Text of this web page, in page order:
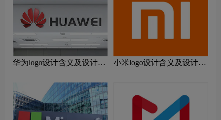
华为logo设计含义及设计理
小米logo设计含义及设计理